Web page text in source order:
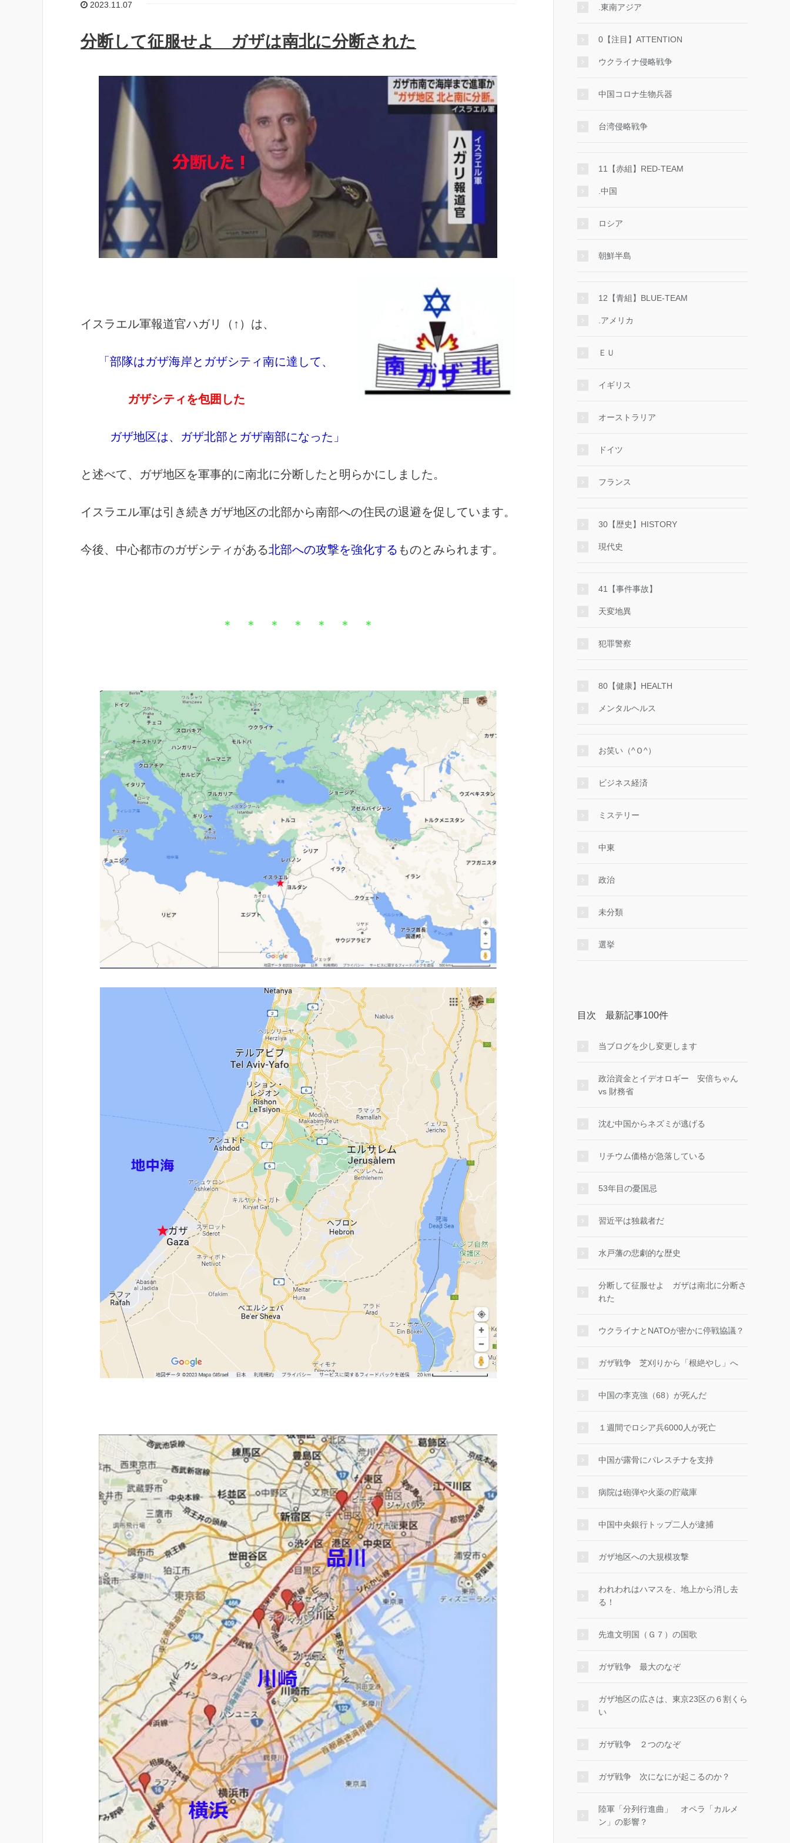
2023.11.07
分断して征服せよ ガザは南北に分断された
イスラエル軍報道官ハガリ（↑）は、
「部隊はガザ海岸とガザシティ南に達して、
ガザシティを包囲した
ガザ地区は、ガザ北部とガザ南部になった」
と述べて、ガザ地区を軍事的に南北に分断したと明らかにしました。
イスラエル軍は引き続きガザ地区の北部から南部への住民の退避を促しています。
今後、中心都市のガザシティがある北部への攻撃を強化する ものとみられます。
＊ ＊ ＊ ＊ ＊ ＊ ＊
.東南アジア
0【注目】ATTENTION
ウクライナ侵略戦争
中国コロナ生物兵器
台湾侵略戦争
11【赤組】RED-TEAM
.中国
ロシア
朝鮮半島
12【青組】BLUE-TEAM
.アメリカ
ＥＵ
イギリス
オーストラリア
ドイツ
フランス
30【歴史】HISTORY
現代史
41【事件事故】
天変地異
犯罪警察
80【健康】HEALTH
メンタルヘルス
お笑い（^Ｏ^）
ビジネス経済
ミステリー
中東
政治
未分類
選挙
目次 最新記事100件
当ブログを少し変更します
政治資金とイデオロギー 安倍ちゃん
vs 財務省
沈む中国からネズミが逃げる
リチウム価格が急落している
53年目の憂国忌
習近平は独裁者だ
水戸藩の悲劇的な歴史
分断して征服せよ ガザは南北に分断さ
れた
ウクライナとNATOが密かに停戦協議？
ガザ戦争 芝刈りから「根絶やし」へ
中国の李克強（68）が死んだ
１週間でロシア兵6000人が死亡
中国が露骨にパレスチナを支持
病院は砲弾や火薬の貯蔵庫
中国中央銀行トップ二人が逮捕
ガザ地区への大規模攻撃
われわれはハマスを、地上から消し去
る！
先進文明国（Ｇ７）の国歌
ガザ戦争 最大のなぞ
ガザ地区の広さは、東京23区の６割くら
い
ガザ戦争 ２つのなぞ
ガザ戦争 次になにが起こるのか？
陸軍「分列行進曲」 オペラ「カルメ
ン」の影響？